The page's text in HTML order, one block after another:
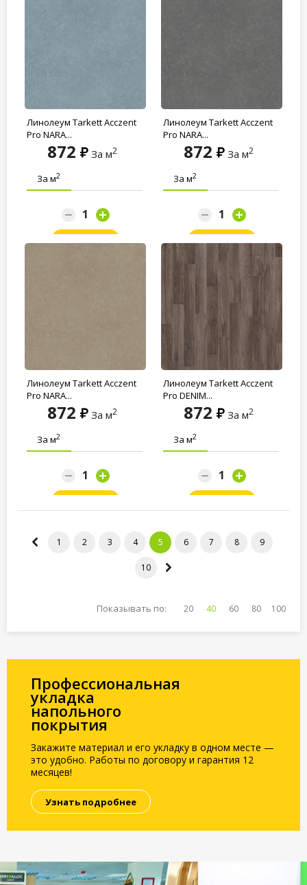
Линолеум Tarkett Acczent
Pro NARA...
872 За м2
За м2
Линолеум Tarkett Acczent
Pro NARA...
872 За м2
За м2
Линолеум Tarkett Acczent
Pro NARA...
872 За м2
За м2
Линолеум Tarkett Acczent
Pro DENIM...
872 За м2
За м2
1 2 3 4 5 6 7 8 9
10
Показывать по: 20 40 60 80 100
Профессиональная
укладка
напольного
покрытия
Закажите материал и его укладку в одном месте —
это удобно. Работы по договору и гарантия 12
месяцев!
Узнать подробнее